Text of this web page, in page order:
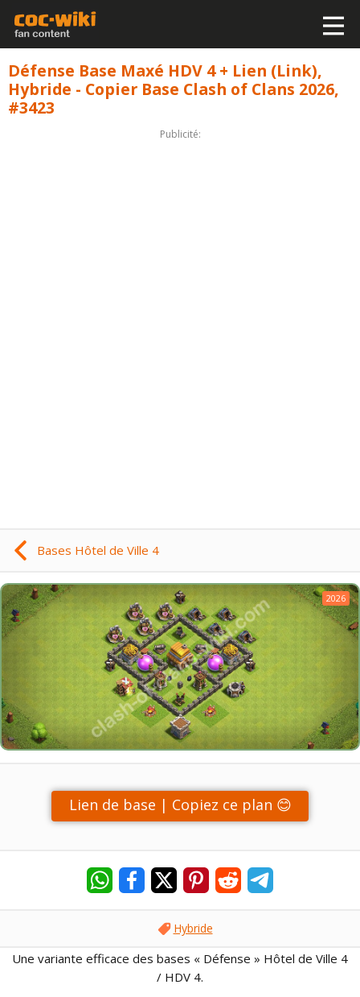
Défense Base Maxé HDV 4 + Lien (Link),
Hybride - Copier Base Clash of Clans 2026,
#3423
Publicité:
Bases Hôtel de Ville 4
2026
Lien de base | Copiez ce plan 😊
Hybride
Une variante efficace des bases « Défense » Hôtel de Ville 4
/ HDV 4.